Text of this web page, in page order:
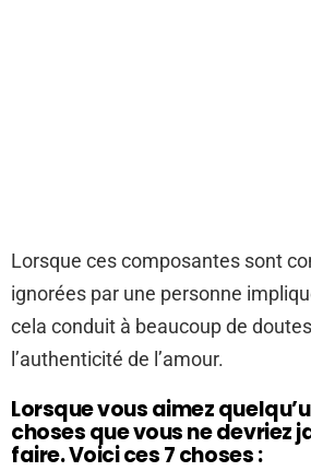
Lorsque ces composantes sont
ignorées par une personne
cela conduit à beaucoup de
l’authenticité de l’amour.
Lorsque vous aimez
choses que vous ne devriez
faire. Voici ces 7 choses :